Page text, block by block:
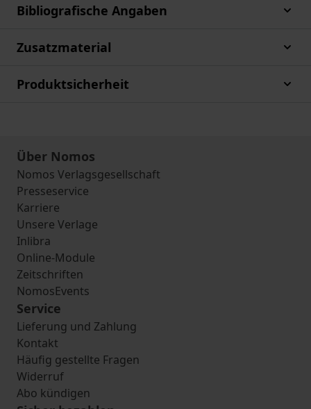
Bibliografische Angaben
Zusatzmaterial
Produktsicherheit
Über Nomos
Nomos Verlagsgesellschaft
Presseservice
Karriere
Unsere Verlage
Inlibra
Online-Module
Zeitschriften
NomosEvents
Service
Lieferung und Zahlung
Kontakt
Häufig gestellte Fragen
Widerruf
Abo kündigen